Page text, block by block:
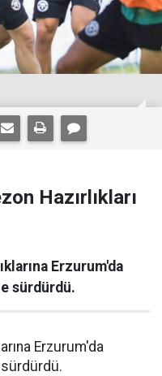
Hazırlıkları
Erzurum'da
sürdürdü.
Erzurum'da